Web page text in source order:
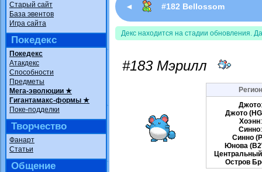
Старый сайт
База эвентов
Игра сайта
Покедекс
Покедекс
Атакдекс
Способности
Предметы
Мега-эволюции ★
Гигантамакс-формы ★
Поке-подделки
Творчество
Фанарт
Статьи
Общение
◄ #182 Bellossom
Декс находится на стадии обновления.
#183 Мэрилл
Джото
Джото
Хоэнн
Синно
Синно
Юнова
Остров